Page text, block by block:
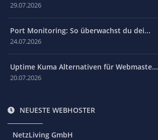
29.07.2026
Port Monitoring: So überwachst du dei...
24.07.2026
Uptime Kuma Alternativen für Webmaste...
20.07.2026
NEUESTE WEBHOSTER
NetzLiving GmbH